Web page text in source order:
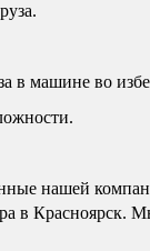
в машине во
нашей
в Красноярск.